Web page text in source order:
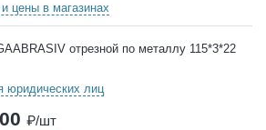
цены в магазинах
отрезной по металлу 115*3*22
юридических лиц
₽/шт